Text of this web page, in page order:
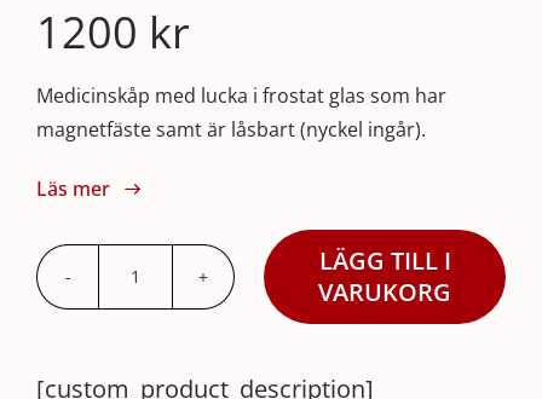
1200 kr
Medicinskåp med lucka i frostat glas som har
magnetfäste samt är låsbart (nyckel ingår).
Läs mer
Medicinskåp
LÄGG TILL I
VARUKORG
[custom_product_description]